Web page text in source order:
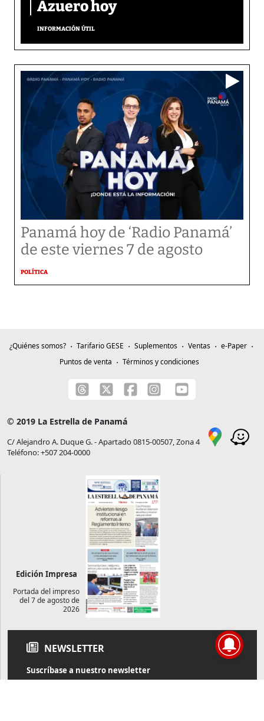
Azuero hoy
INFORMACIÓN ÚTIL
Panamá hoy de ‘Radio Panamá’
de este viernes 7 de agosto
POLÍTICA
¿Quiénes somos? Tarifario GESE Suplementos Ventas
e-Paper
Puntos de venta
Términos y condiciones
© 2019 La Estrella de Panamá
C/ Alejandro A. Duque G. - Apartado 0815-00507, Zona 4
Teléfono: +507 204-0000
Edición Impresa
Portada del impreso
del 7 de agosto de
2026
NEWSLETTER
Suscríbase a nuestro newsletter
Reciba diariamente información de actualidad directamente en